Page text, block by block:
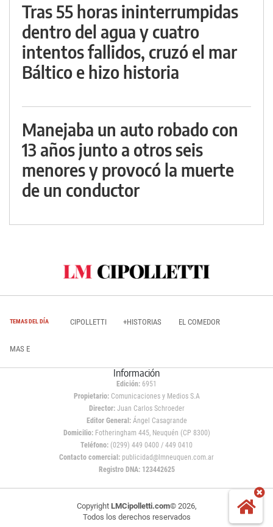
Tras 55 horas ininterrumpidas
dentro del agua y cuatro
intentos fallidos, cruzó el mar
Báltico e hizo historia
Manejaba un auto robado con
13 años junto a otros seis
menores y provocó la muerte
de un conductor
TEMAS DEL DÍA CIPOLLETTI +HISTORIAS EL COMEDOR
MAS E
Información
Edición: 6951
Propietario:Comunicaciones y Medios S.A
Director: Juan Carlos Schroeder
Editor General:Ángel Casagrande
Domicilio:Fotheringham 445, Neuquén (CP 8300)
Teléfono: (0299) 449 0400 / 449 0410
Contacto comercial: publicidad@lmneuquen.com.ar
Registro DNA: 123442625
Copyright LMCipolletti.com© 2026,
Todos los derechos reservados